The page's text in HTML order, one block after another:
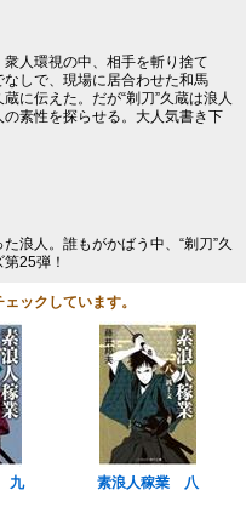
人環視の中、相手を斬り捨て
しで、現場に居合わせた和馬
に伝えた。だが“剃刀”久蔵は浪人
素性を探らせる。大人気書き下
浪人。誰もがかばう中、“剃刀”久
25弾！
ックしています。
九 素浪人稼業 八